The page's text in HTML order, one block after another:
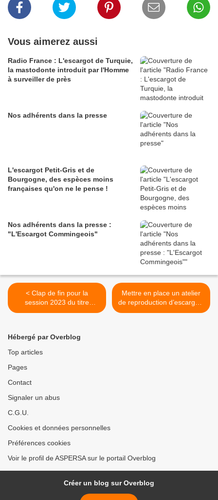
Vous aimerez aussi
Radio France : L'escargot de Turquie,
la mastodonte introduit par l'Homme
à surveiller de près
Nos adhérents dans la presse
L'escargot Petit-Gris et de
Bourgogne, des espèces moins
françaises qu'on ne le pense !
Nos adhérents dans la presse :
"L'Escargot Commingeois"
< Clap de fin pour la
session 2023 du titre
héliciculteur au CFPPA de
Mettre en place un atelier
de reproduction d’escargots
sur son exploitation >
Hébergé par Overblog
Top articles
Pages
Contact
Signaler un abus
C.G.U.
Cookies et données personnelles
Préférences cookies
Voir le profil de ASPERSA sur le portail Overblog
Créer un blog sur Overblog